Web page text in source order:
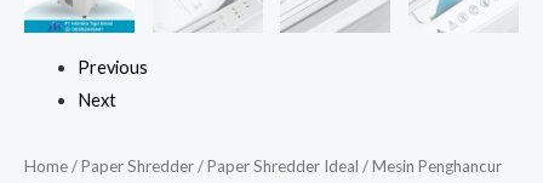
Previous
Next
Home/Paper Shredder/Paper Shredder Ideal / Mesin Penghancur